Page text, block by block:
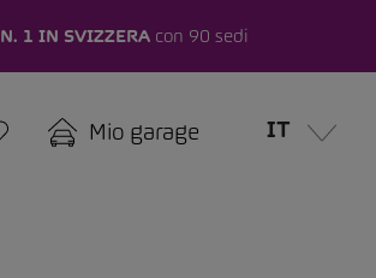
N. 1 IN SVIZZERAcon 90 sedi
Mio garage IT